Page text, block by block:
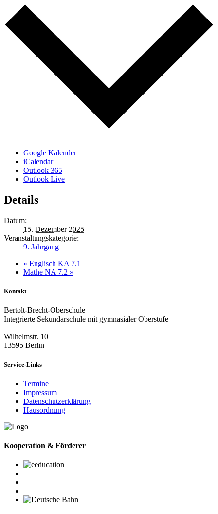
Google Kalender
iCalendar
Outlook 365
Outlook Live
Details
Datum:
15. Dezember 2025
Veranstaltungskategorie:
9. Jahrgang
« Englisch KA 7.1
Mathe NA 7.2 »
Kontakt
Bertolt-Brecht-Oberschule
Integrierte Sekundarschule mit gymnasialer Oberstufe
Wilhelmstr. 10
13595 Berlin
Service-Links
Termine
Impressum
Datenschutzerklärung
Hausordnung
Kooperation & Förderer